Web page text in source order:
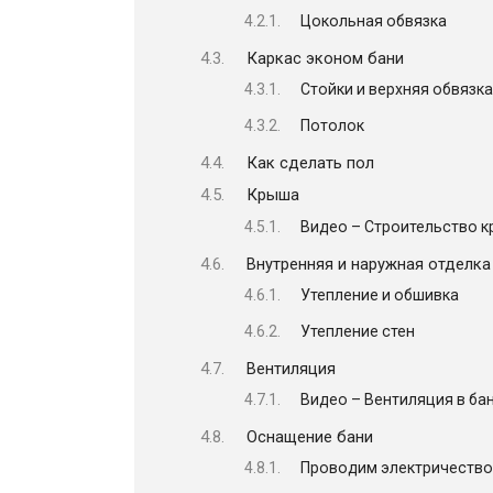
Цокольная обвязка
Каркас эконом бани
Стойки и верхняя обвязка
Потолок
Как сделать пол
Крыша
Видео – Строительство
Внутренняя и наружная отделка
Утепление и обшивка
Утепление стен
Вентиляция
Видео – Вентиляция в
Оснащение бани
Проводим